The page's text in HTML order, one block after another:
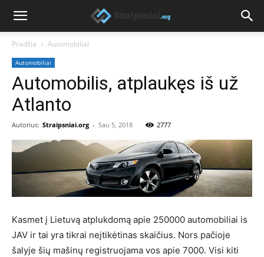
Pradžia Automobiliai
Automobiliai
Automobilis, atplaukęs iš už
Atlanto
Autorius: Straipsniai.org - Sau 5, 2018 2777
Kasmet į Lietuvą atplukdomą apie 250000 automobiliai is
JAV ir tai yra tikrai neįtikėtinas skaičius. Nors pačioje
šalyje šių mašinų registruojama vos apie 7000. Visi kiti